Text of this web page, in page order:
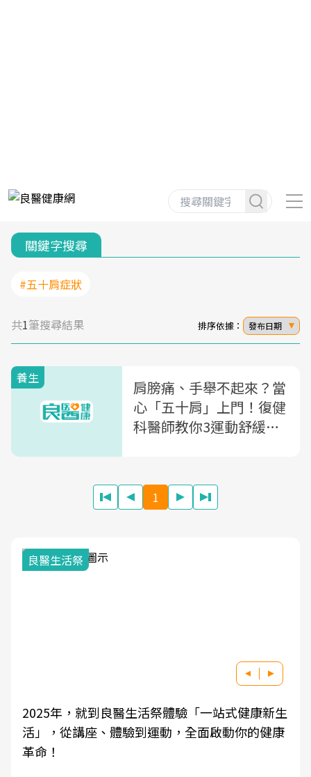
關鍵字搜尋
#五十肩症狀
共1筆搜尋結果 排序依據： 發布日期
養生
肩膀痛、手舉不起來？當
心「五十肩」上門！復健
科醫師教你3運動舒緩疼
1
良醫生活祭
2025年，就到良醫生活祭體驗「一站式健康新生
活」，從講座、體驗到運動，全面啟動你的健康
革命！